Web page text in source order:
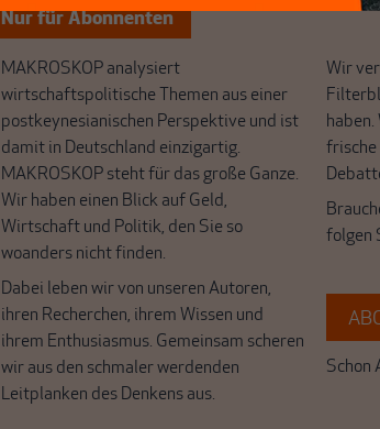
Nur für Abonnenten
MAKROSKOP analysiert
wirtschaftspolitische Themen aus einer
postkeynesianischen Perspektive und ist
damit in Deutschland einzigartig.
MAKROSKOP steht für das große Ganze.
Wir haben einen Blick auf Geld,
Wirtschaft und Politik, den Sie so
woanders nicht finden.
Dabei leben wir von unseren Autoren,
ihren Recherchen, ihrem Wissen und
ihrem Enthusiasmus. Gemeinsam scheren
wir aus den schmaler werdenden
Leitplanken des Denkens aus.
Wir
frische
folgen
Schon